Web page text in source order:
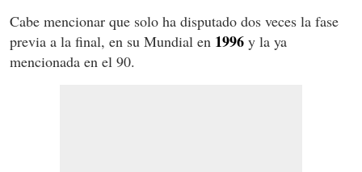
Cabe mencionar que solo ha disputado dos veces la fase
previa a la final, en su Mundial en 1996 y la ya
mencionada en el 90.